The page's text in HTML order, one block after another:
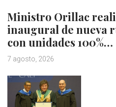
Ministro Orillac
inaugural de nueva
con unidades 100%…
7 agosto, 2026